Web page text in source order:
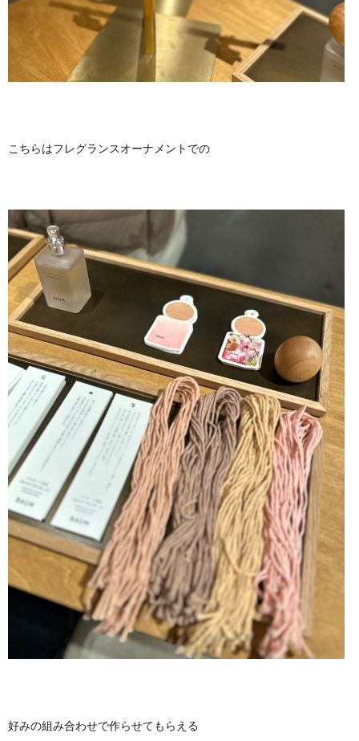
こちらはフレグランスオーナメントでの
好みの組み合わせで作らせてもらえる